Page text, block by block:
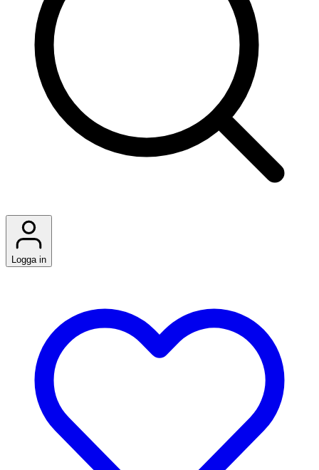
Logga in